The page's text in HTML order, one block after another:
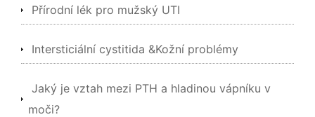
Přírodní lék pro mužský UTI
Intersticiální cystitida &Kožní problémy
Jaký je vztah mezi PTH a hladinou vápníku v
moči?